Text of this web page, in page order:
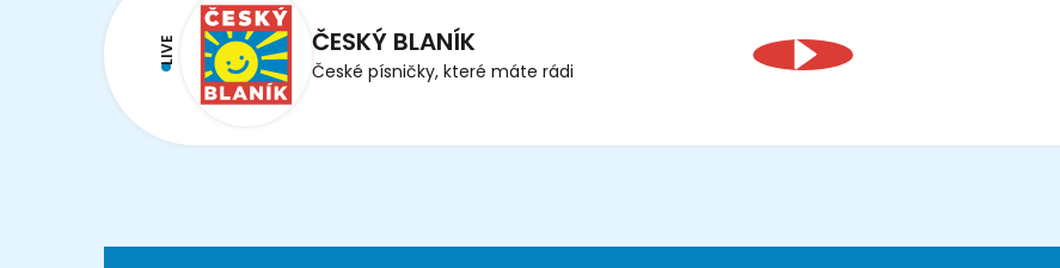
LIVE ČESKÝ BLANÍK
České písničky, které máte rádi